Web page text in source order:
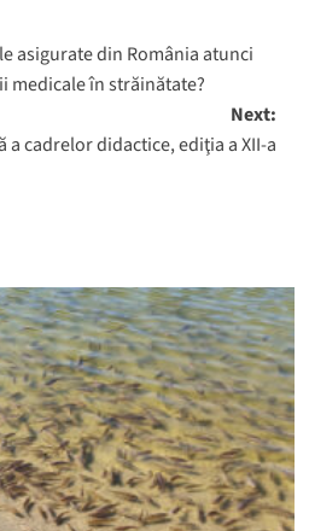
asigurate din România atunci
medicale în străinătate?
Next:
a cadrelor didactice, ediţia a XII-a